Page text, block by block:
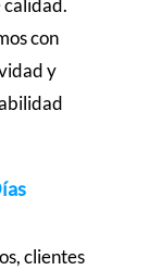
calidad.
con
y
clientes